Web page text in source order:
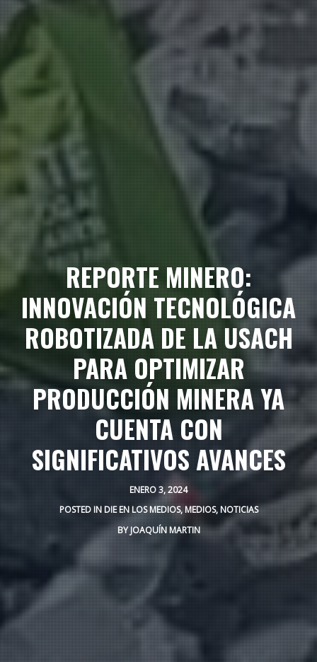
REPORTE MINERO:
INNOVACIÓN TECNOLÓGICA
ROBOTIZADA DE LA USACH
PARA OPTIMIZAR
PRODUCCIÓN MINERA YA
CUENTA CON
SIGNIFICATIVOS AVANCES
ENERO 3, 2024
POSTED INDIE EN LOS MEDIOS,MEDIOS,NOTICIAS
BYJOAQUÍN MARTIN